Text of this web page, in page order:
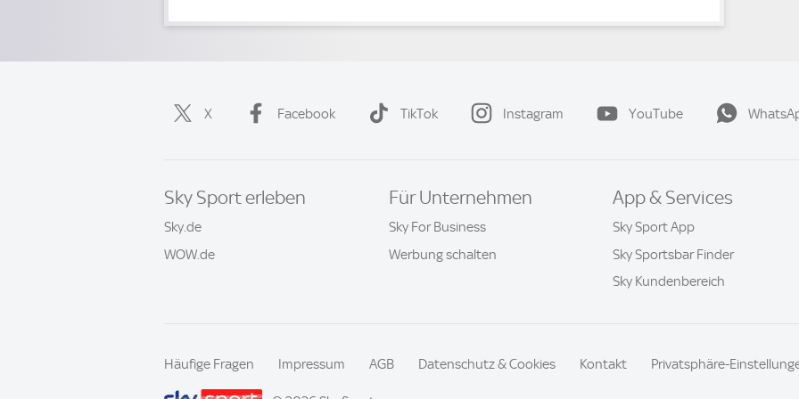
X Facebook TikTok Instagram YouTube
Sky Sport erleben
Sky.de
WOW.de
Für Unternehmen
Sky For Business
Werbung schalten
App & Services
Sky Sport App
Sky Sportsbar Finder
Sky Kundenbereich
Häufige Fragen Impressum AGB Datenschutz & Cookies Kontakt Privatsphäre-